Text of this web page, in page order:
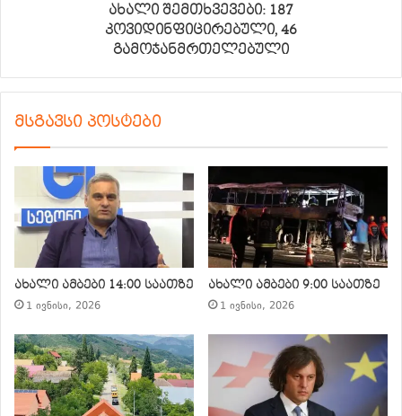
ახალი შემთხვევები: 187
კოვიდინფიცირებული, 46
გამოჯანმრთელებული
მსგავსი პოსტები
ახალი ამბები 14:00 საათზე
1 ივნისი, 2026
ახალი ამბები 9:00 საათზე
1 ივნისი, 2026